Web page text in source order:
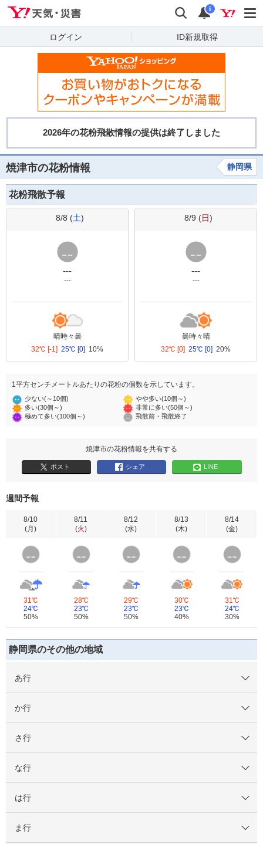
検索 通知
i
ログイン ID新規取得
焼津市の花粉情報 静岡県
花粉飛散予報
8/8 (土)
---
---
晴時々曇
32℃ [-1] 25℃ [0] 10%
8/9 (日)
---
---
曇時々晴
32℃ [0] 25℃ [0] 20%
1平方センチメートルあたりの花粉の個数を示しています。
少ない(～10個)
やや多い(10個～)
多い(30個～)
非常に多い(50個～)
極めて多い(100個～)
飛散前・飛散終了
焼津市の花粉情報を共有する
ポスト シェア LINE
週間予報
8/10
(月)
31℃
24℃
50%
8/11
(火)
28℃
23℃
50%
8/12
(水)
29℃
23℃
50%
8/13
(木)
30℃
23℃
40%
8/14
(金)
31℃
24℃
30%
静岡県のその他の地域
あ行
か行
さ行
な行
は行
ま行